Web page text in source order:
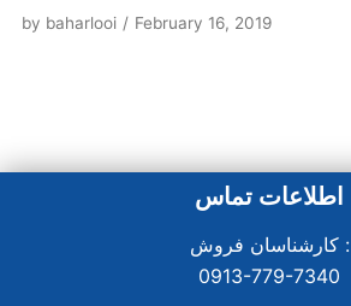
by baharlooi February 16, 2019
اطلاعات تماس
کارشناسان فروش :
0913-779-7340